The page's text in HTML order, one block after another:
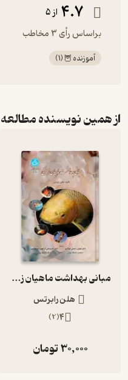
4.7 از 5
براساس رأی 3 مخاطب
آموزنده 🦉(
1
)
از همین نویسنده
مبانی بهداشت ماهیان زینتی
هلن رابرتس
4
(
2
)
30,000تومان